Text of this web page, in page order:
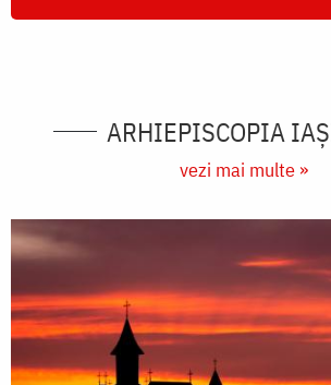
ARHIEPISCOPIA
vezi mai multe »